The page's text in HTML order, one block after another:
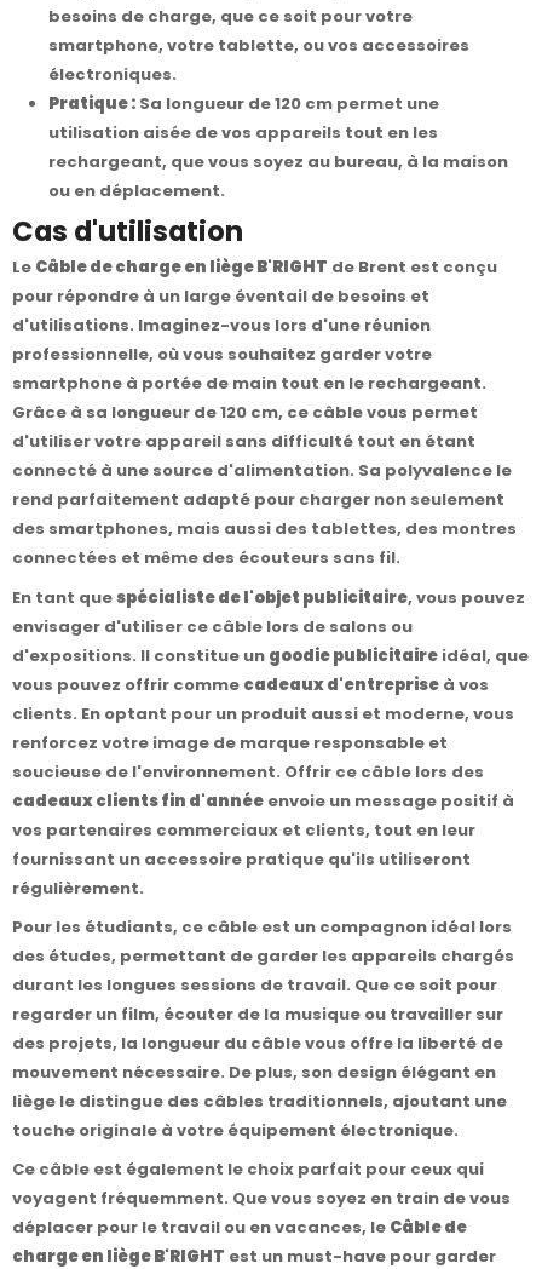
besoins de charge, que ce soit pour votre
smartphone, votre tablette, ou vos accessoires
électroniques.
Pratique : Sa longueur de 120 cm permet une
utilisation aisée de vos appareils tout en les
rechargeant, que vous soyez au bureau, à la maison
ou en déplacement.
Cas d'utilisation
Le Câble de charge en liège B'RIGHT de Brent est conçu
pour répondre à un large éventail de besoins et
d'utilisations. Imaginez-vous lors d'une réunion
professionnelle, où vous souhaitez garder votre
smartphone à portée de main tout en le rechargeant.
Grâce à sa longueur de 120 cm, ce câble vous permet
d'utiliser votre appareil sans difficulté tout en étant
connecté à une source d'alimentation. Sa polyvalence le
rend parfaitement adapté pour charger non seulement
des smartphones, mais aussi des tablettes, des montres
connectées et même des écouteurs sans fil.
En tant quespécialiste de l'objet publicitaire, vous pouvez
envisager d'utiliser ce câble lors de salons ou
d'expositions. Il constitue un goodie publicitaire idéal, que
vous pouvez offrir comme cadeaux d'entreprise à vos
clients. En optant pour un produit aussi et moderne, vous
renforcez votre image de marque responsable et
soucieuse de l'environnement. Offrir ce câble lors des
cadeaux clients fin d'année envoie un message positif à
vos partenaires commerciaux et clients, tout en leur
fournissant un accessoire pratique qu'ils utiliseront
régulièrement.
Pour les étudiants, ce câble est un compagnon idéal lors
des études, permettant de garder les appareils chargés
durant les longues sessions de travail. Que ce soit pour
regarder un film, écouter de la musique ou travailler sur
des projets, la longueur du câble vous offre la liberté de
mouvement nécessaire. De plus, son design élégant en
liège le distingue des câbles traditionnels, ajoutant une
touche originale à votre équipement électronique.
Ce câble est également le choix parfait pour ceux qui
voyagent fréquemment. Que vous soyez en train de vous
déplacer pour le travail ou en vacances, le Câble de
charge en liège B'RIGHT est un must-have pour garder